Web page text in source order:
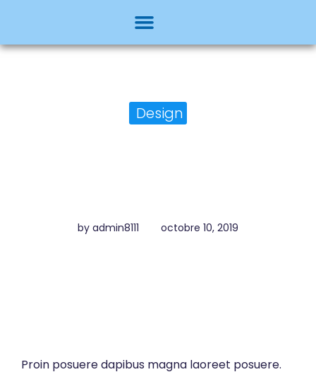
Design
by admin8111 octobre 10, 2019
Proin posuere dapibus magna laoreet posuere.